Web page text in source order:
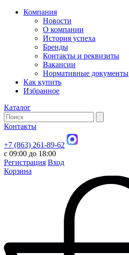
Компания
Новости
О компании
История успеха
Бренды
Контакты и реквизиты
Вакансии
Нормативные документы
Как купить
Избранное
Каталог
Контакты
+7 (863) 261-89-62
с 09:00 до 18:00
Регистрация Вход
Корзина